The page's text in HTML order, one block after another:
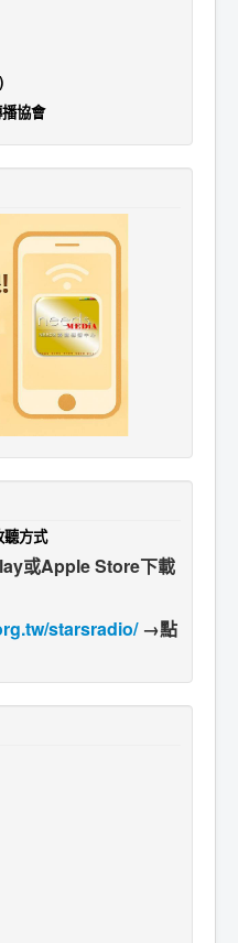
協會
方式
或Apple Store下載
starsradio/→點